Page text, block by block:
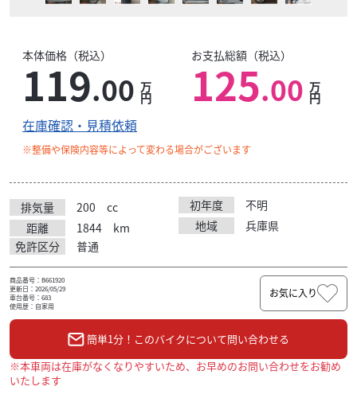
本体価格（税込）
119.00 万
円
お支払総額（税込）
125.00 万
円
在庫確認・見積依頼
※整備や保険内容等によって変わる場合がございます
排気量 200 cc 初年度
不明
距離
1844 km 地域
兵庫県
免許区分
普通
商品番号：B661920
更新日：2026/05/29
車台番号：683
使用歴：自家用
お気に入り
簡単1分！このバイクについて問い合わせる
※本車両は在庫がなくなりやすいため、お早めのお問い合わせをお勧め
いたします